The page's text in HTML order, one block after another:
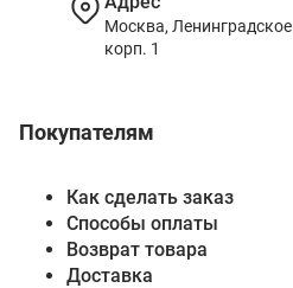
Покупателям
Как сделать заказ
Способы оплаты
Возврат товара
Доставка
Москва,
корп. 1